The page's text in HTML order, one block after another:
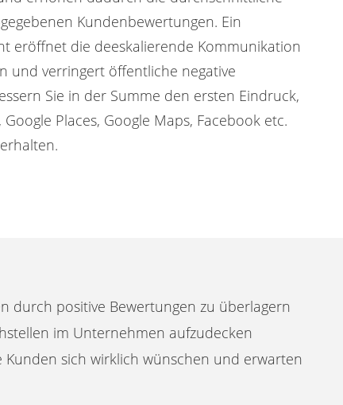
Kundenbewertungen. Ein
eröffnet die deeskalierende Kommunikation
und verringert öffentliche negative
Sie in der Summe den ersten Eindruck,
Places, Google Maps, Facebook etc.
durch positive Bewertungen zu überlagern
im Unternehmen aufzudecken
Kunden sich wirklich wünschen und erwarten